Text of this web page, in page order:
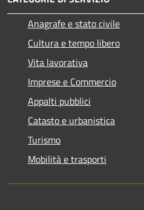
Anagrafe e stato civile
Cultura e tempo libero
Vita lavorativa
Imprese e Commercio
Appalti pubblici
Catasto e urbanistica
Turismo
Mobilità e trasporti